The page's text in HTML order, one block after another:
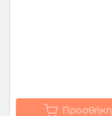
Προσθήκη